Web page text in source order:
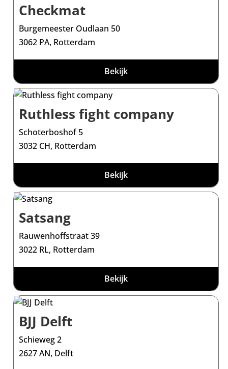
Checkmat
Burgemeester Oudlaan 50
3062 PA, Rotterdam
Bekijk
Ruthless fight company
Schoterboshof 5
3032 CH, Rotterdam
Bekijk
Satsang
Rauwenhoffstraat 39
3022 RL, Rotterdam
Bekijk
BJJ Delft
Schieweg 2
2627 AN, Delft